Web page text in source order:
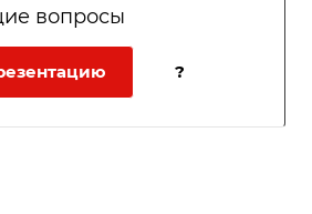
вопросы
?